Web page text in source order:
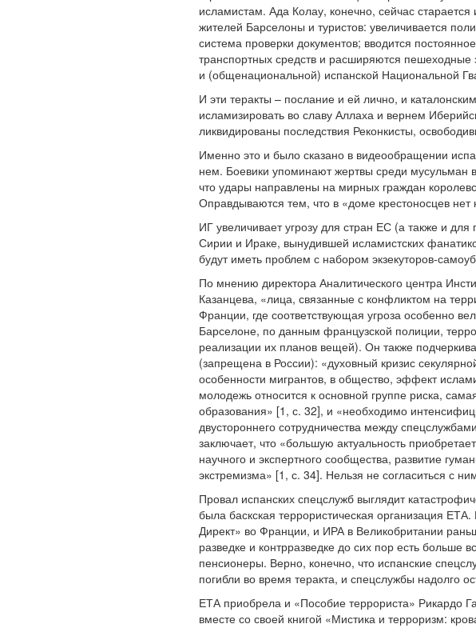
исламистам. Ада Колау, конечно, сейчас
жителей Барселоны и туристов: увеличивается
система проверки документов; вводится
транспортных средств и расширяются
и (общенациональной) испанской Национальной
И эти теракты – послание и ей лично, и
исламизировать во славу Аллаха и вернем
ликвидированы последствия Реконкисты,
Именно это и было сказано в видеообращении
нем. Боевики упоминают жертвы среди мусульман
что удары направлены на мирных граждан
Оправдываются тем, что в «доме крестоносцев
ИГ увеличивает угрозу для стран ЕС (а также и для
Сирии и Ираке, вынудившей исламистских
будут иметь проблем с набором экзекуторов-
По мнению директора Аналитического центра
Казанцева, «лица, связанные с конфликтом на
Франции, где соответствующая угроза особенно
Барселоне, по данным французской полиции,
реализации их планов вещей). Он также
(запрещена в России): «духовный кризис
особенности мигрантов, в общество, эффект
молодежь относится к основной группе риска,
образования» [1, с. 32], и «необходимо
двустороннего сотрудничества между
заключает, что «большую актуальность
научного и экспертного сообщества, развитие
экстремизма» [1, с. 34]. Нельзя не согласиться с
Провал испанских спецслужб выглядит
была баскская террористическая организация
Директ» во Франции, и ИРА в Великобритании
разведке и контрразведке до сих пор есть больше
пенсионеры. Верно, конечно, что испанские
погибли во время теракта, и спецслужбы надолго
ЕТА приобрела и «Пособие террориста» Рикардо
вместе со своей книгой «Мистика и терроризм: